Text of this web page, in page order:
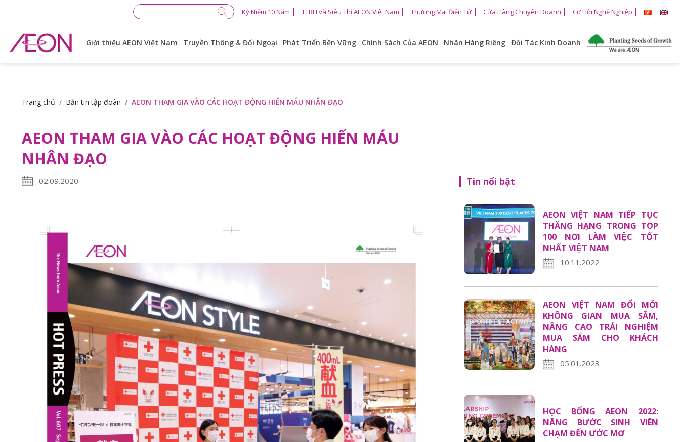
Giới thiệu AEON Việt Nam Truyền Thông & Đối Ngoại Phát Triển Bền Vững Chính Sách Của AEON Nhãn Hàng Riêng Đối Tác Kinh Doanh
Kỷ Niệm 10 Năm TTBH và Siêu Thị AEON Việt Nam Thương Mại Điện Tử Cửa Hàng Chuyên Doanh Cơ Hội Nghề Nghiệp
Trang chủ Bản tin tập đoàn AEON THAM GIA VÀO CÁC HOẠT ĐỘNG HIẾN MÁU NHÂN ĐẠO
AEON THAM GIA VÀO CÁC HOẠT ĐỘNG HIẾN MÁU
NHÂN ĐẠO
02.09.2020 Tin nổi bật
AEON VIỆT NAM TIẾP TỤC
THĂNG HẠNG TRONG TOP
100 NƠI LÀM VIỆC TỐT
NHẤT VIỆT NAM
10.11.2022
AEON VIỆT NAM ĐỔI MỚI
KHÔNG GIAN MUA SẮM,
NÂNG CAO TRẢI NGHIỆM
MUA SẮM CHO KHÁCH
HÀNG
05.01.2023
HỌC BỔNG AEON 2022:
NÂNG BƯỚC SINH VIÊN
CHẠM ĐẾN ƯỚC MƠ